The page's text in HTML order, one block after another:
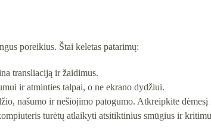
poreikius. Štai keletas patarimų:
transliaciją ir žaidimus.
ir atminties talpai, o ne ekrano dydžiui.
našumo ir nešiojimo patogumo. Atkreipkite
turėtų atlaikyti atsitiktinius smūgius ir